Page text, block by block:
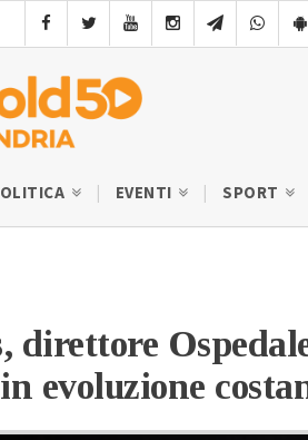
EVENTI SPORT
direttore
evoluzione